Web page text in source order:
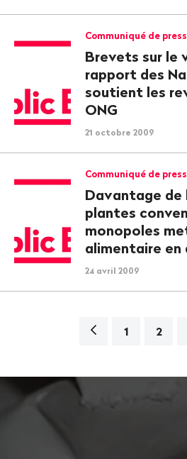
Communiqué de
Brevets sur le
rapport des
soutient les
ONG
21 octobre 2009
Communiqué de
Davantage de
plantes
monopoles
alimentaire en
24 avril 2009
Navigation
1 2